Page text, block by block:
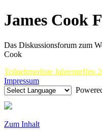
James Cook
Das Diskussionsforum zum
Cook
Teilnehmerliste Jahrestreffen
Impressum
Zum Inhalt